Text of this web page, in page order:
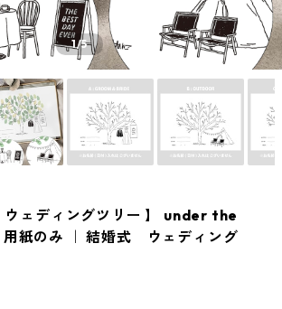
1/5
ウェディングツリー 】 under the
紙のみ ｜ 結婚式 ウェディング